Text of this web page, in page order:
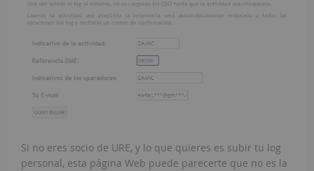
Si no eres socio de URE, y lo que quieres es subir tu log
personal, esta página Web puede parecerte que no es la